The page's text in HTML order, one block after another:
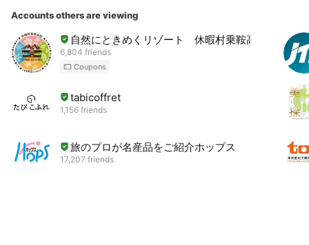
Accounts others are viewing
自然にときめくリゾート 休暇村乗鞍高原
6,804 friends
Coupons
tabicoffret
1,156 friends
旅のプロが名産品をご紹介ホップス
17,207 friends